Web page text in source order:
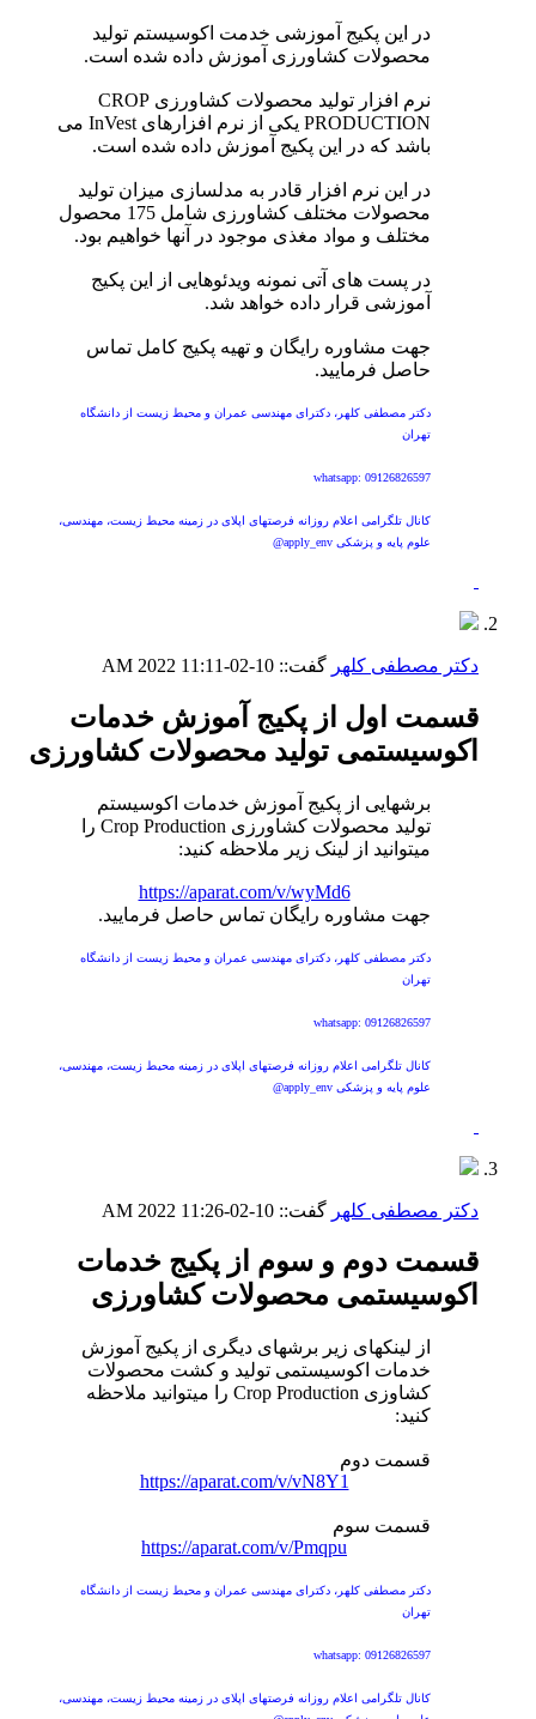
در این پکیج آموزشی خدمت اکوسیستم تولید
محصولات کشاورزی آموزش داده شده است.
نرم افزار تولید محصولات کشاورزی CROP
PRODUCTION یکی از نرم افزارهای InVest می
باشد که در این پکیج آموزش داده شده است.
در این نرم افزار قادر به مدلسازی میزان تولید
محصولات مختلف کشاورزی شامل 175 محصول
مختلف و مواد مغذی موجود در آنها خواهیم بود.
در پست های آتی نمونه ویدئوهایی از این پکیج
آموزشی قرار داده خواهد شد.
جهت مشاوره رایگان و تهیه پکیج کامل تماس
حاصل فرمایید.
دکتر مصطفی کلهر، دکترای مهندسی عمران و محیط زیست از دانشگاه
تهران
whatsapp: 09126826597
کانال تلگرامی اعلام روزانه فرصتهای اپلای در زمینه محیط زیست، مهندسی،
علوم پایه و پزشکی apply_env@
دکتر مصطفی کلهر گفت:: 10-02-2022
11:11 AM
قسمت اول از پکیج آموزش خدمات
اکوسیستمی تولید محصولات کشاورزی
برشهایی از پکیج آموزش خدمات اکوسیستم
تولید محصولات کشاورزی Crop Production را
میتوانید از لینک زیر ملاحظه کنید:
https://aparat.com/v/wyMd6
جهت مشاوره رایگان تماس حاصل فرمایید.
دکتر مصطفی کلهر، دکترای مهندسی عمران و محیط زیست از دانشگاه
تهران
whatsapp: 09126826597
کانال تلگرامی اعلام روزانه فرصتهای اپلای در زمینه محیط زیست، مهندسی،
علوم پایه و پزشکی apply_env@
دکتر مصطفی کلهر گفت:: 10-02-2022
11:26 AM
قسمت دوم و سوم از پکیج خدمات
اکوسیستمی محصولات کشاورزی
از لینکهای زیر برشهای دیگری از پکیج آموزش
خدمات اکوسیستمی تولید و کشت محصولات
کشاوزی Crop Production را میتوانید ملاحظه
کنید:
قسمت دوم
https://aparat.com/v/vN8Y1
قسمت سوم
https://aparat.com/v/Pmqpu
دکتر مصطفی کلهر، دکترای مهندسی عمران و محیط زیست از دانشگاه
تهران
whatsapp: 09126826597
کانال تلگرامی اعلام روزانه فرصتهای اپلای در زمینه محیط زیست، مهندسی،